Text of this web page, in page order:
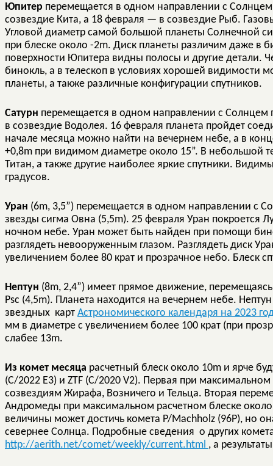
Юпитер перемещается в одном направлении с
созвездие Кита, а 18 февраля — в созвездие Рыб.
Угловой диаметр самой большой планеты Солнечной
при блеске около -2m. Диск планеты различим даже в
поверхности Юпитера видны полосы и другие детали.
бинокль, а в телескоп в условиях хорошей видимости
планеты, а также различные конфигурации спутников.
Сатурн перемещается в одном направлении с Солнцем
в созвездие Водолея. 16 февраля планета пройдет
начале месяца можно найти на вечернем небе, а в
+0,8m при видимом диаметре около 15”. В небольшой
Титан, а также другие наиболее яркие спутники.
градусов.
Уран (6m, 3,5”) перемещается в одном направлении с
звезды сигма Овна (5,5m). 25 февраля Уран покроется
ночном небе. Уран может быть найден при помощи
разглядеть невооруженным глазом. Разглядеть диск
увеличением более 80 крат и прозрачное небо. Блеск
Нептун (8m, 2,4”) имеет прямое движение,
Psc (4,5m). Планета находится на вечернем небе.
звездных карт Астрономического календаря на 2023
мм в диаметре с увеличением более 100 крат (при
слабее 13m.
Из комет месяца расчетный блеск около 10m и ярче
(C/2022 E3) и ZTF (C/2020 V2). Первая при
созвездиям Жирафа, Возничего и Тельца. Вторая
Андромеды при максимальном расчетном блеске
величины может достичь комета P/Machholz (96P), но
севернее Солнца. Подробные сведения о других
http://aerith.net/comet/weekly/current.html , а